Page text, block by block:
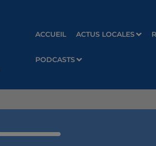
ACCUEIL ACTUS LOCALES
PODCASTS